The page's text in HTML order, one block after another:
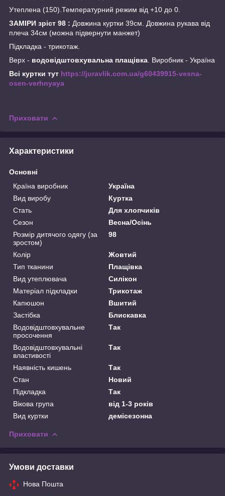
Утеплена (150).Температурний режим від +10 до 0.
ЗАМІРИ зріст 98 : Довжина куртки 39см. Довжина рукава від
плеча 34см (можна підвернути манжет)
Підкладка - трикотаж.
Верх - водовідштовхувальна плащівка . Виробник - Україна
Всі куртки тут https://juravlik.com.ua/g60439915-vesna-
osen-verhnyaya
Приховати
Характеристики
Основні
Країна виробник
Україна
Вид виробу
Куртка
Стать
Для хлопчиків
Сезон
Весна/Осінь
Розмір дитячого одягу (за
зростом)
98
Колір
Жовтий
Тип тканини
Плащівка
Вид утеплювача
Силікон
Матеріал підкладки
Трикотаж
Капюшон
Вшитий
Застібка
Блискавка
Водовідштовхувальне
просочення
Так
Водовідштовхувальні
властивості
Так
Наявність кишень
Так
Стан
Новий
Підкладка
Так
Вікова група
від 1-3 років
Вид куртки
демісезонна
Приховати
Умови доставки
Нова Пошта